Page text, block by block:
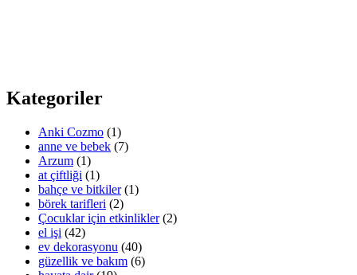
Kategoriler
Anki Cozmo (1)
anne ve bebek (7)
Arzum (1)
at çiftliği (1)
bahçe ve bitkiler(1)
börek tarifleri (2)
Çocuklar için etkinlikler(2)
el işi (42)
ev dekorasyonu (40)
güzellik ve bakım (6)